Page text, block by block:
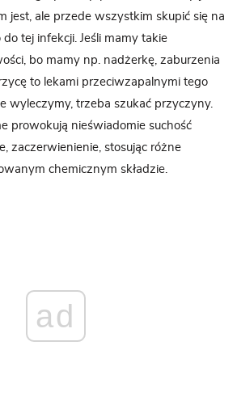
jest, ale przede wszystkim skupić się na
do tej infekcji. Jeśli mamy takie
bo mamy np. nadżerkę, zaburzenia
to lekami przeciwzapalnymi tego
wyleczymy, trzeba szukać przyczyny.
prowokują nieświadomie suchość
zaczerwienienie, stosując różne
chemicznym składzie.
ad